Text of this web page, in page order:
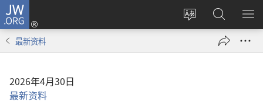
JW.ORG
更
登
录
（打
搜
索
JW.ORG
显
最新资料
2026年4月30日
最新资料